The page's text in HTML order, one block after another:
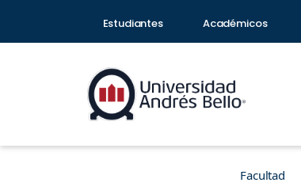
Estudiantes Académicos
Facultad